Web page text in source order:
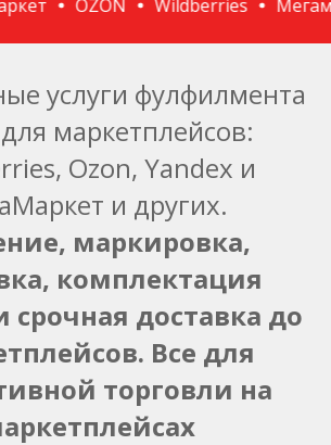
OZON Wildberries
услуги фулфилмента
маркетплейсов:
Ozon, Yandex и
и других.
маркировка,
комплектация
срочная доставка до
Все для
торговли на